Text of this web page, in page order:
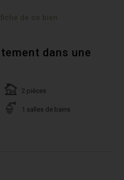
dans une
2 pièces
1 salles de bains